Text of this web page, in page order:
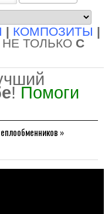
| КОМПОЗИТЫ |
НЕ ТОЛЬКО С
! Помоги
»